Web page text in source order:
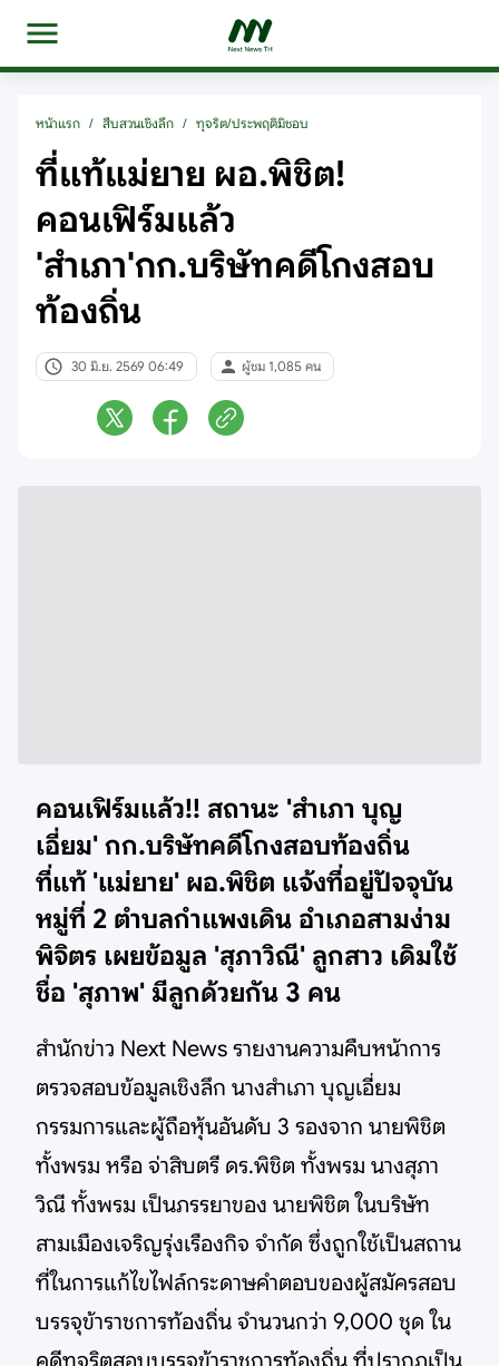
หน้าแรก / สืบสวนเชิงลึก / ทุจริต/ประพฤติมิชอบ
ที่แท้แม่ยาย ผอ.พิชิต!
คอนเฟิร์มแล้ว
'สำเภา'กก.บริษัทคดีโกงสอบ
ท้องถิ่น
30 มิ.ย. 2569 06:49 ผู้ชม 1,085 คน
คอนเฟิร์มแล้ว!! สถานะ 'สำเภา บุญ
เอี่ยม' กก.บริษัทคดีโกงสอบท้องถิ่น
ที่แท้ 'แม่ยาย' ผอ.พิชิต แจ้งที่อยู่ปัจจุบัน
หมู่ที่ 2 ตำบลกำแพงเดิน อำเภอสามง่าม
พิจิตร เผยข้อมูล 'สุภาวิณี' ลูกสาว เดิมใช้
ชื่อ 'สุภาพ' มีลูกด้วยกัน 3 คน
สำนักข่าว Next News รายงานความคืบหน้าการ
ตรวจสอบข้อมูลเชิงลึก นางสำเภา บุญเอี่ยม
กรรมการและผู้ถือหุ้นอันดับ 3 รองจาก นายพิชิต
ทั้งพรม หรือ จ่าสิบตรี ดร.พิชิต ทั้งพรม นางสุภา
วิณี ทั้งพรม เป็นภรรยาของ นายพิชิต ในบริษัท
สามเมืองเจริญรุ่งเรืองกิจ จำกัด ซึ่งถูกใช้เป็นสถาน
ที่ในการแก้ไขไฟล์กระดาษคำตอบของผู้สมัครสอบ
บรรจุข้าราชการท้องถิ่น จำนวนกว่า 9,000 ชุด ใน